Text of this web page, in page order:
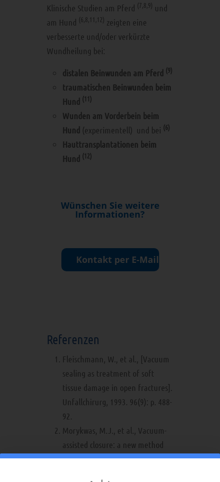
Klinische Studien am Pferd (7,8,9) und
am Hund (6,8,11,12) zeigten eine
verbesserte und/oder verkürzte
Wundheilung bei:
distalen Beinwunden am Pferd (9)
traumatischen Beinwunden beim
Hund (11)
Wunden am Vorderbein beim
Hund (experimentell) und bei (6)
Hauttransplantationen beim
Hund (12)
Wünschen Sie weitere
Informationen?
Kontakt per E-Mail
Referenzen
Fleischmann, W., et al., [Vacuum
sealing as treatment of soft
tissue damage in open fractures].
Unfallchirurg, 1993. 96(9): p. 488-
92.
Morykwas, M.J., et al., Vacuum-
assisted closure: a new method
for wound control and